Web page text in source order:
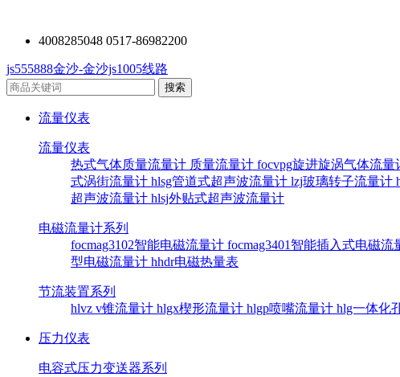
4008285048 0517-86982200
js555888金沙-金沙js1005线路
流量仪表
流量仪表
热式气体质量流量计 质量流量计 focvpg旋进旋涡气体流量
式涡街流量计 hlsg管道式超声波流量计 lzj玻璃转子流量计
超声波流量计 hlsj外贴式超声波流量计
电磁流量计系列
focmag3102智能电磁流量计 focmag3401智能插入式电磁流
型电磁流量计 hhdr电磁热量表
节流装置系列
hlvz v锥流量计 hlgx楔形流量计 hlgp喷嘴流量计 hlg一体化
压力仪表
电容式压力变送器系列